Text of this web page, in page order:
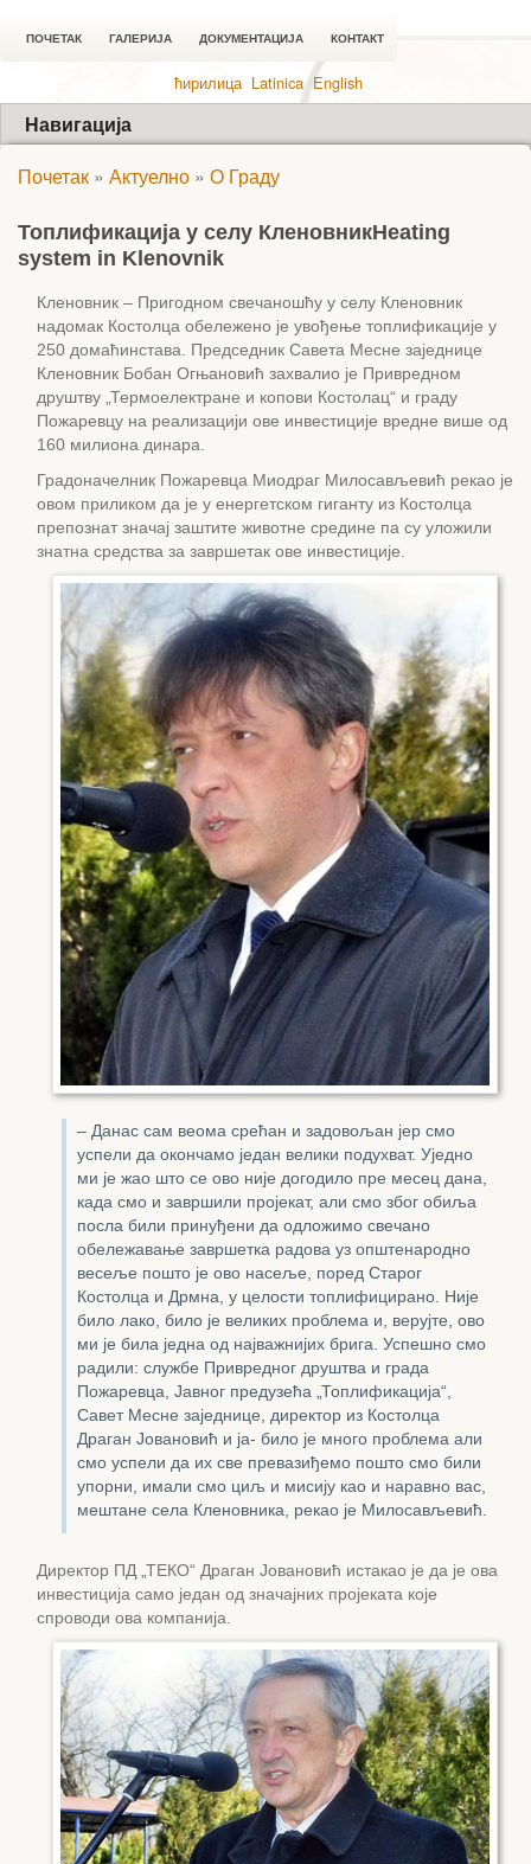
ПОЧЕТАК ГАЛЕРИЈА ДОКУМЕНТАЦИЈА КОНТАКТ
ћирилица Latinica English
Навигација
Почетак » Актуелно » О Граду
Топлификација у селу КленовникHeating
system in Klenovnik
Кленовник – Пригодном свечаношћу у селу Кленовник
надомак Костолца обележено је увођење топлификације у
250 домаћинстава. Председник Савета Месне заједнице
Кленовник Бобан Огњановић захвалио је Привредном
друштву „Термоелектране и копови Костолац“ и граду
Пожаревцу на реализацији ове инвестиције вредне више од
160 милиона динара.
Градоначелник Пожаревца Миодраг Милосављевић рекао је
овом приликом да је у енергетском гиганту из Костолца
препознат значај заштите животне средине па су уложили
знатна средства за завршетак ове инвестиције.
– Данас сам веома срећан и задовољан јер смо
успели да окончамо један велики подухват. Уједно
ми је жао што се ово није догодило пре месец дана,
када смо и завршили пројекат, али смо због обиља
посла били принуђени да одложимо свечано
обележавање завршетка радова уз општенародно
весеље пошто је ово насеље, поред Старог
Костолца и Дрмна, у целости топлифицирано. Није
било лако, било је великих проблема и, верујте, ово
ми је била једна од најважнијих брига. Успешно смо
радили: службе Привредног друштва и града
Пожаревца, Јавног предузећа „Топлификација“,
Савет Месне заједнице, директор из Костолца
Драган Јовановић и ја- било је много проблема али
смо успели да их све превазиђемо пошто смо били
упорни, имали смо циљ и мисију као и наравно вас,
мештане села Кленовника, рекао је Милосављевић.
Директор ПД „ТЕКО“ Драган Јовановић истакао је да је ова
инвестиција само један од значајних пројеката које
спроводи ова компанија.